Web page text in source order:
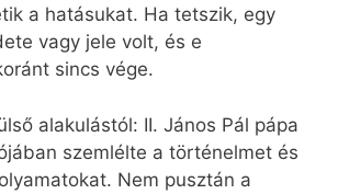
a hatásukat. Ha tetszik, egy
vagy jele volt, és e
sincs vége.
alakulástól: II. János Pál pápa
szemlélte a történelmet és
Nem pusztán a